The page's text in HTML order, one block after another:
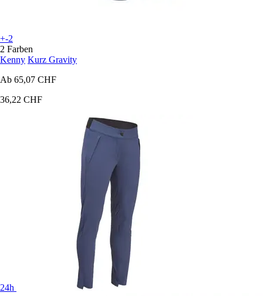
+-2
2 Farben
Kenny Kurz Gravity
Ab 65,07 CHF
36,22 CHF
24h